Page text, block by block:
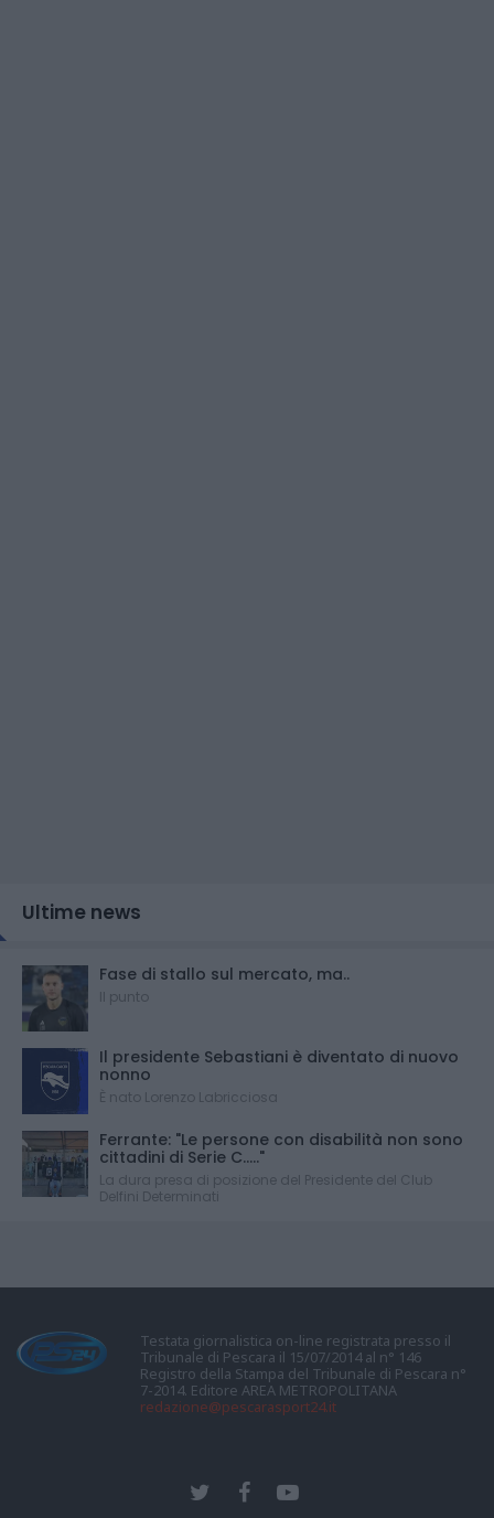
Ultime news
Fase di stallo sul mercato, ma..
Il punto
Il presidente Sebastiani è diventato di nuovo
nonno
È nato Lorenzo Labricciosa
Ferrante: "Le persone con disabilità non sono
cittadini di Serie C....."
La dura presa di posizione del Presidente del Club
Delfini Determinati
Testata giornalistica on-line registrata presso il
Tribunale di Pescara il 15/07/2014 al n° 146
Registro della Stampa del Tribunale di Pescara n°
7-2014. Editore AREA METROPOLITANA
redazione@pescarasport24.it